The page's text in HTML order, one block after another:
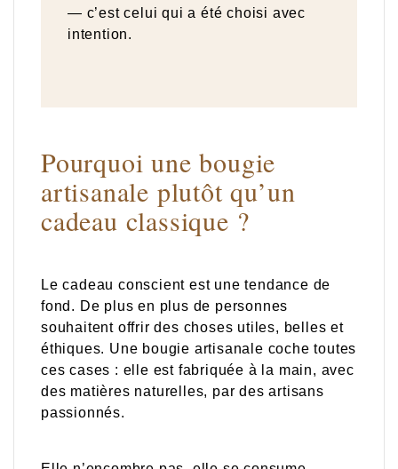
— c’est celui qui a été choisi avec
intention.
Pourquoi une bougie
artisanale plutôt qu’un
cadeau classique ?
Le cadeau conscient est une tendance de
fond. De plus en plus de personnes
souhaitent offrir des choses utiles, belles et
éthiques. Une bougie artisanale coche toutes
ces cases : elle est fabriquée à la main, avec
des matières naturelles, par des artisans
passionnés.